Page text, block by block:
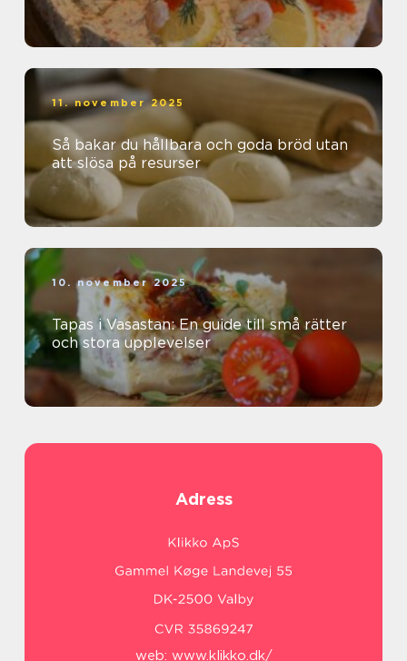
11. november 2025
Så bakar du hållbara och goda bröd utan
att slösa på resurser
10. november 2025
Tapas i Vasastan: En guide till små rätter
och stora upplevelser
Adress
web: www.klikko.dk/